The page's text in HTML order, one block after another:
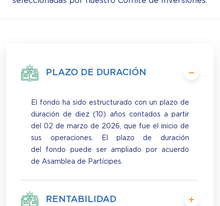
PLAZO DE DURACIÓN
El fondo ha sido estructurado con un plazo de
duración de diez (10) años contados a partir
del 02 de marzo de 2026, que fue el inicio de
sus operaciones. El plazo de duración
del fondo puede ser ampliado por acuerdo
de Asamblea de Partícipes.
RENTABILIDAD